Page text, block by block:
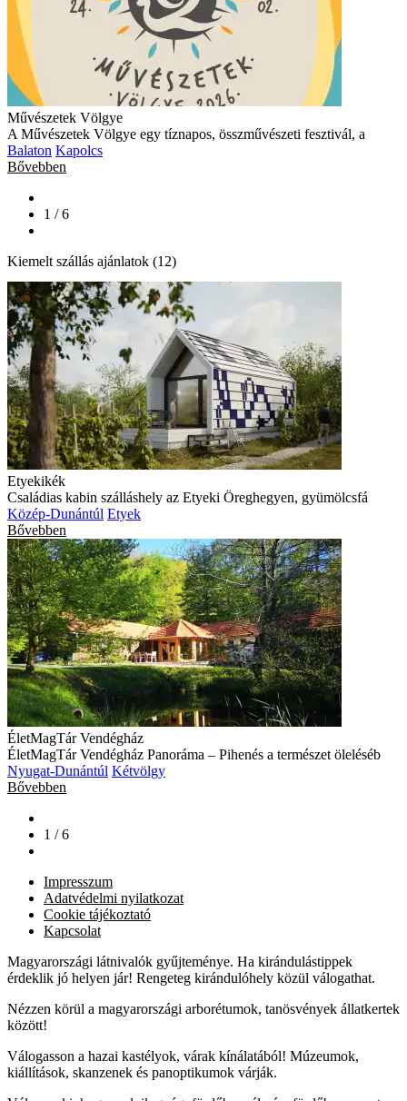
Művészetek Völgye
A Művészetek Völgye egy tíznapos, összművészeti fesztivál, a
Balaton Kapolcs
Bővebben
1 / 6
Kiemelt szállás ajánlatok (12)
Etyekikék
Családias kabin szálláshely az Etyeki Öreghegyen, gyümölcsfá
Közép-Dunántúl Etyek
Bővebben
ÉletMagTár Vendégház
ÉletMagTár Vendégház Panoráma – Pihenés a természet öleléséb
Nyugat-Dunántúl Kétvölgy
Bővebben
1 / 6
Impresszum
Adatvédelmi nyilatkozat
Cookie tájékoztató
Kapcsolat
Magyarországi látnivalók gyűjteménye. Ha kirándulástippek
érdeklik jó helyen jár! Rengeteg kirándulóhely közül válogathat.
Nézzen körül a magyarországi arborétumok, tanösvények állatkertek
között!
Válogasson a hazai kastélyok, várak kínálatából! Múzeumok,
kiállítások, skanzenek és panoptikumok várják.